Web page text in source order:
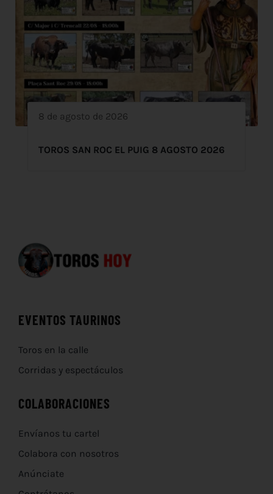
8 de agosto de 2026
TOROS SAN ROC EL PUIG 8 AGOSTO 2026
EVENTOS TAURINOS
Toros en la calle
Corridas y espectáculos
COLABORACIONES
Envíanos tu cartel
Colabora con nosotros
Anúnciate